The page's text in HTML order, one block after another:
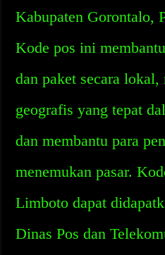
Kabupaten Gorontalo,
Kode pos ini
dan paket secara
geografis yang tepat
dan membantu para
menemukan pasar.
Limboto dapat
Dinas Pos dan